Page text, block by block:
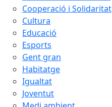
Cooperació i Solidaritat
Cultura
Educació
Esports
Gent gran
Habitatge
Igualtat
Joventut